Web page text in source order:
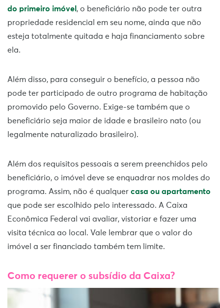
do primeiro imóvel , o beneficiário não pode ter outra
propriedade residencial em seu nome, ainda que não
esteja totalmente quitada e haja financiamento sobre
ela.
Além disso, para conseguir o benefício, a pessoa não
pode ter participado de outro programa de habitação
promovido pelo Governo. Exige-se também que o
beneficiário seja maior de idade e brasileiro nato (ou
legalmente naturalizado brasileiro).
Além dos requisitos pessoais a serem preenchidos pelo
beneficiário, o imóvel deve se enquadrar nos moldes do
programa. Assim, não é qualquer casa ou apartamento
que pode ser escolhido pelo interessado. A Caixa
Econômica Federal vai avaliar, vistoriar e fazer uma
visita técnica ao local. Vale lembrar que o valor do
imóvel a ser financiado também tem limite.
Como requerer o subsídio da Caixa?